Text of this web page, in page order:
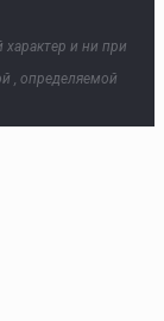
и ни при
, определяемой